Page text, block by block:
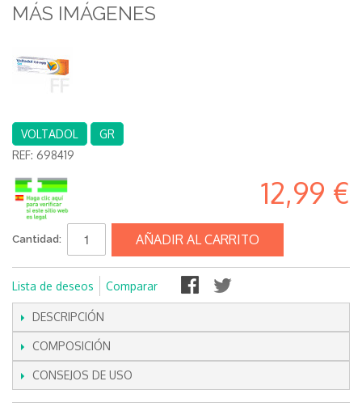
MÁS IMÁGENES
VOLTADOL
GR
REF: 698419
12,99 €
Cantidad: AÑADIR AL CARRITO
Lista de deseos Comparar
DESCRIPCIÓN
COMPOSICIÓN
CONSEJOS DE USO